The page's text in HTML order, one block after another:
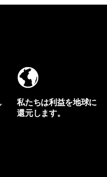
私たちは利益を地球に
還元します。